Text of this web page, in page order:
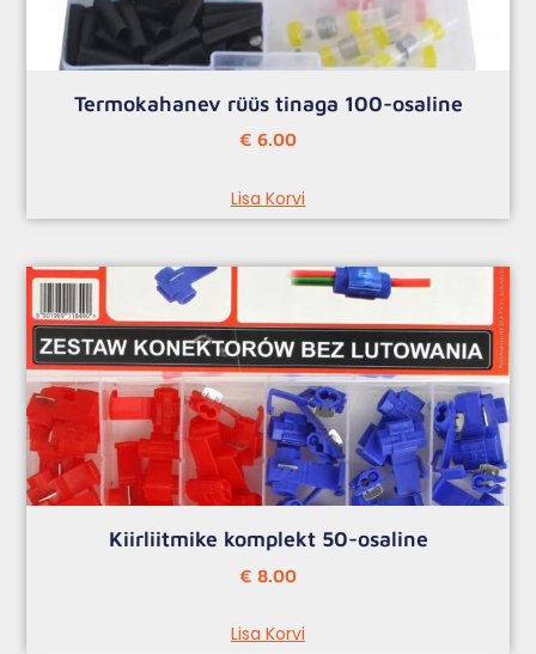
Termokahanev rüüs tinaga 100-osaline
€ 6.00
Lisa Korvi
Kiirliitmike komplekt 50-osaline
€ 8.00
Lisa Korvi